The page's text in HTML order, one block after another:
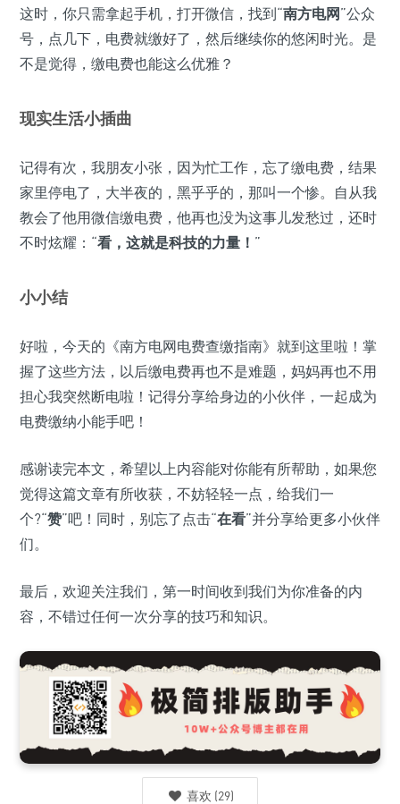
这时，你只需拿起手机，打开微信，找到“南方电网”公众
号，点几下，电费就缴好了，然后继续你的悠闲时光。是
不是觉得，缴电费也能这么优雅？
现实生活小插曲
记得有次，我朋友小张，因为忙工作，忘了缴电费，结果
家里停电了，大半夜的，黑乎乎的，那叫一个惨。自从我
教会了他用微信缴电费，他再也没为这事儿发愁过，还时
不时炫耀：“看，这就是科技的力量！ ”
小小结
好啦，今天的《南方电网电费查缴指南》就到这里啦！掌
握了这些方法，以后缴电费再也不是难题，妈妈再也不用
担心我突然断电啦！记得分享给身边的小伙伴，一起成为
电费缴纳小能手吧！
感谢读完本文，希望以上内容能对你能有所帮助，如果您
觉得这篇文章有所收获，不妨轻轻一点，给我们一
个?“赞”吧！同时，别忘了点击“在看”并分享给更多小伙伴
们。
最后，欢迎关注我们，第一时间收到我们为你准备的内
容，不错过任何一次分享的技巧和知识。
喜欢 (29)